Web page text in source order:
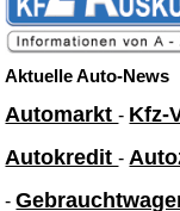
Aktuelle Auto-News
Automarkt- Kfz-
Autokredit-
-